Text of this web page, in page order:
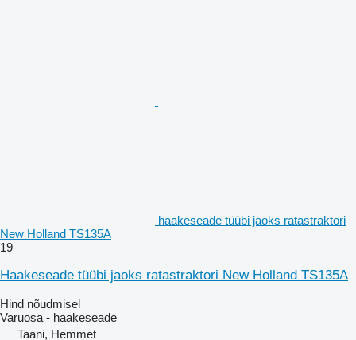
haakeseade tüübi jaoks ratastraktori
New Holland TS135A
19
Haakeseade tüübi jaoks ratastraktori New Holland TS135A
Hind nõudmisel
Varuosa - haakeseade
Taani, Hemmet